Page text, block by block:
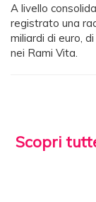
A livello
registrato una
miliardi di euro,
nei Rami Vita.
Scopri